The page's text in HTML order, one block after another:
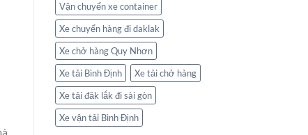
Vận chuyển xe container
Xe chuyển hàng đi daklak
Xe chở hàng Quy Nhơn
Xe tải Bình Định
Xe tải chở hàng
Xe tải đăk lắk đi sài gòn
Xe vận tải Bình Định